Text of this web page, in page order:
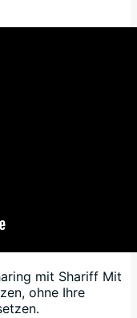
mit Shariff Mit
ohne Ihre